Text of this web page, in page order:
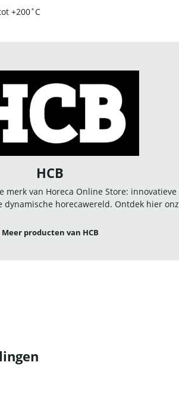
+200˚C
HCB
merk van Horeca Online Store:
horecawereld. Ontdek hier
Meer producten van HCB